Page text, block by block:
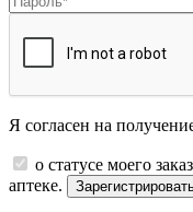
Я согласен на
о статусе моего
аптеке.